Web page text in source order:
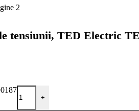
tensiunii, TED Electric
+